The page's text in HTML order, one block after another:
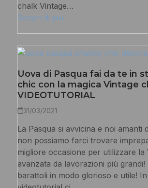
chalk Vintage…
Scopri di più
Uova di Pasqua fai da te in
chic con la magica Vintage
VIDEOTUTORIAL
31/03/2021
La Pasqua si avvicina e noi amanti
non possiamo farci trovare
migliore occasione per utilizzare la
avanzata da lavorazioni più grandi!
barattoli in modo glorioso e utile!